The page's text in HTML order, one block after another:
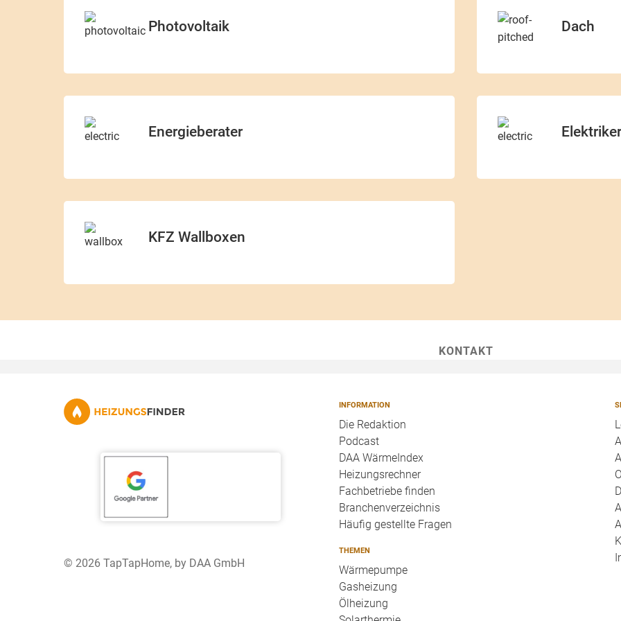
Photovoltaik Dach
Energieberater Elektriker
KFZ Wallboxen
KONTAKT
© 2026 TapTapHome, by DAA GmbH
INFORMATION
Die Redaktion
Podcast
DAA WärmeIndex
Heizungsrechner
Fachbetriebe finden
Branchenverzeichnis
Häufig gestellte Fragen
THEMEN
Wärmepumpe
Gasheizung
Ölheizung